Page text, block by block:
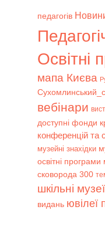
педагогів
Освітні
мапа Києва
вебінари
доступні фонди
конференцій та
музейні знахідки
освітні програми
сковорода 300
шкільні музеї
видань ювілеї